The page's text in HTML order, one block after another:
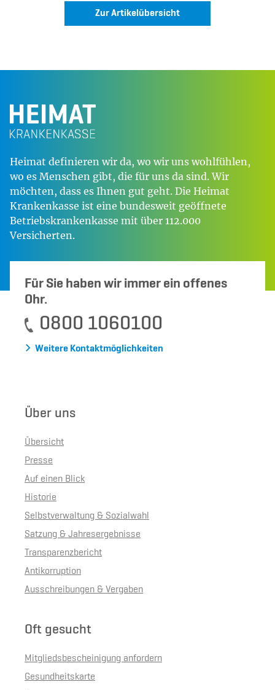
Zur Artikelübersicht
Heimat definieren wir da, wo wir uns wohlfühlen,
wo es Menschen gibt, die für uns da sind. Wir
möchten, dass es Ihnen gut geht. Die Heimat
Krankenkasse ist eine bundesweit geöffnete
Betriebskrankenkasse mit über 112.000
Versicherten.
Für Sie haben wir immer ein offenes
Ohr.
0800 1060100
Weitere Kontaktmöglichkeiten
Über uns
Übersicht
Presse
Auf einen Blick
Historie
Selbstverwaltung & Sozialwahl
Satzung & Jahresergebnisse
Transparenzbericht
Antikorruption
Ausschreibungen & Vergaben
Oft gesucht
Mitgliedsbescheinigung anfordern
Gesundheitskarte